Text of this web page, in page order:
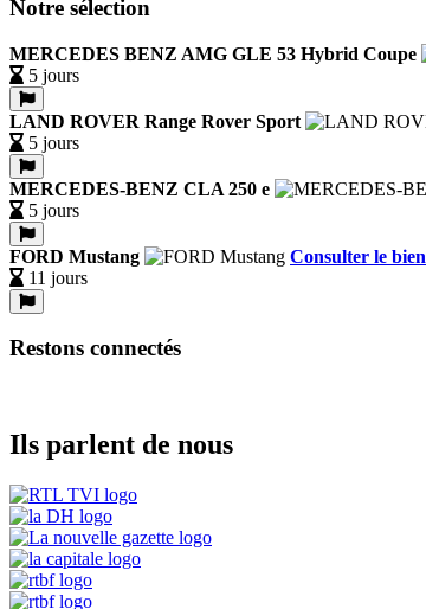
Notre sélection
MERCEDES BENZ AMG GLE 53 Hybrid Coupe
5 jours
LAND ROVER Range Rover Sport
5 jours
MERCEDES-BENZ CLA 250 e
5 jours
FORD Mustang
Consulter le bien
11 jours
Restons connectés
Ils parlent de nous